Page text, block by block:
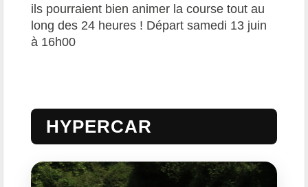
ils pourraient bien animer la course tout au
long des 24 heures ! Départ samedi 13 juin
à 16h00
HYPERCAR